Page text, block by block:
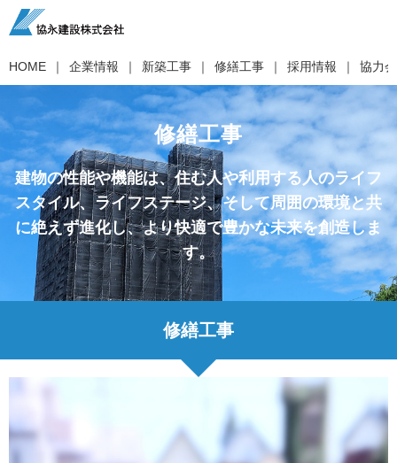
HOME 企業情報 新築工事 修繕工事 採用情報 協力
修繕工事
建物の性能や機能は、住む人や利用する人のライフ
スタイル、ライフステージ、そして周囲の環境と共
に絶えず進化し、より快適で豊かな未来を創造しま
す。
修繕工事